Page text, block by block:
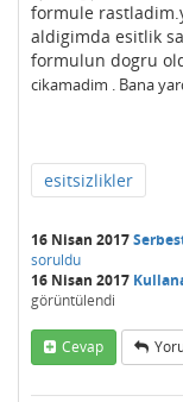
formule
aldigimda esitlik
formulun dogru
cikamadim . Bana
esitsizlikler
16 Nisan 2017
soruldu
16 Nisan 2017
görüntülendi
Cevap